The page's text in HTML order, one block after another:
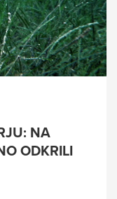
NA
ODKRILI